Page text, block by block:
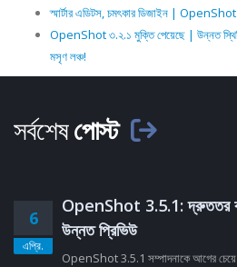
স্মার্টার এডিটস, চমৎকার ডিজাইন |
OpenShot ৩.২.১ মুক্তি পেয়েছে | উন্নত
মসৃণ লঞ্চ!
সর্বশেষপোস্ট
6
এপ্রি.
OpenShot 3.5.1: দ্রুততর
উন্নত প্রিভিউ
OpenShot 3.5.1 সম্পাদনাকে আগের